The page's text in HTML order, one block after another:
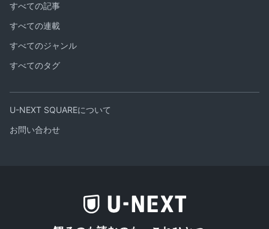
すべての記事
すべての連載
すべてのジャンル
すべてのタグ
U-NEXT SQUAREについて
お問い合わせ